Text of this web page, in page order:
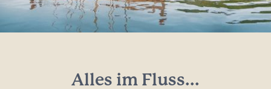
Alles im Fluss...